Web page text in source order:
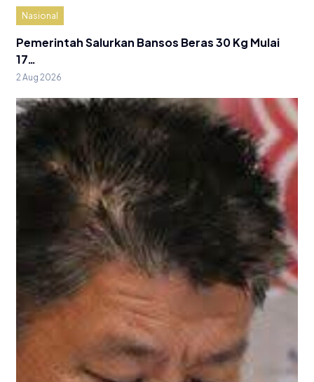
Nasional
Pemerintah Salurkan Bansos Beras 30 Kg Mulai
17…
2 Aug 2026